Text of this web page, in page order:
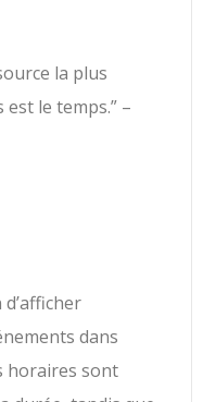
la plus
le temps.” –
dans
horaires sont